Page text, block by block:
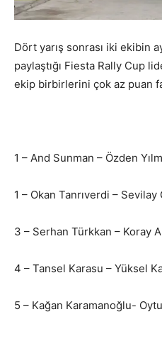
Dört yarış sonrası iki ekibin
paylaştığı Fiesta Rally Cup
ekip birbirlerini çok az puan
1 – And Sunman –
1 – Okan Tanrıverdi –
3 – Serhan Türkkan –
4 – Tansel Karasu –
5 – Kağan Karamanoğlu-